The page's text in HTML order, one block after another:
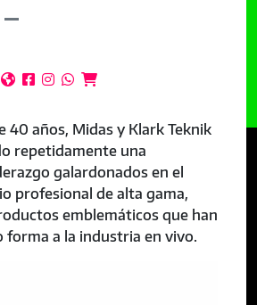
    
40 años, Midas y Klark Teknik
repetidamente una
galardonados en el
profesional de alta gama,
emblemáticos que han
forma a la industria en vivo.